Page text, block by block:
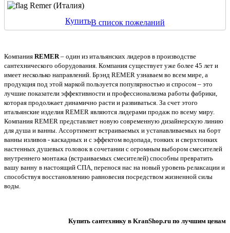
Remer (Италия)
КупитьВ список пожеланий
Компания REMER – один из итальянских лидеров в производстве
сантехнического оборудования. Компания существует уже более 45 лет и
имеет несколько направлений. Брэнд REMER узнаваем во всем мире, а
продукция под этой маркой пользуется популярностью и спросом – это
лучшие показатели эффективности и профессионализма работы фабрики,
которая продолжает динамично расти и развиваться. За счет этого
итальянские изделия REMER являются лидерами продаж по всему миру.
Компания REMER представляет новую современную дизайнерскую линию
для душа и ванны. Ассортимент встраиваемых и устанавливаемых на борт
ванны изливов - каскадных и с эффектом водопада, тонких и сверхтонких
настенных душевых головок в сочетании с огромным выбором смесителей
внутреннего монтажа (встраиваемых смесителей) способны превратить
вашу ванну в настоящий СПА, перенося нас на новый уровень релаксации и
способствуя восстановлению равновесия посредством жизненной силы
воды.
Купить сантехнику в KranShop.ru по лучшим ценам